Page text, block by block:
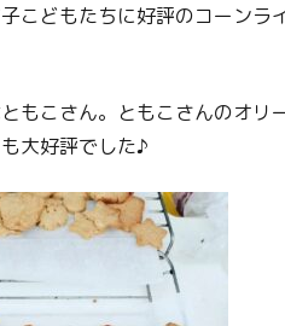
こどもたちに好評のコーン
もこさん。ともこさんのオ
大好評でした♪